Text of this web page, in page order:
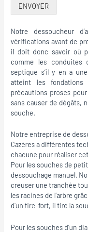
ENVOYER
Notre dessoucheur
vérifications avant de
il doit donc savoir où
comme les conduites
septique s’il y en a
atteint les
précautions proses
sans causer de dégâts,
souche.
Notre entreprise de
Cazères a différentes
chacune pour réaliser
Pour les souches de
dessouchage manuel.
creuser une tranchée
les racines de l’arbre
d’un tire-fort, il tire la
Pour les souches d’un